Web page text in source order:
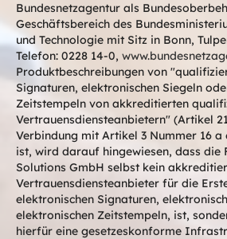
Bundesnetzagentur als
Geschäftsbereich des
und Technologie mit Sitz in Bonn,
Telefon: 0228 14-0,
Produktbeschreibungen von
Signaturen, elektronischen Siegeln
Zeitstempeln von akkreditierten
Vertrauensdiensteanbietern" (Artikel
Verbindung mit Artikel 3 Nummer 16 a
ist, wird darauf hingewiesen, dass die
Solutions GmbH selbst kein
Vertrauensdiensteanbieter für die
elektronischen Signaturen,
elektronischen Zeitstempeln, ist,
hierfür eine gesetzeskonforme